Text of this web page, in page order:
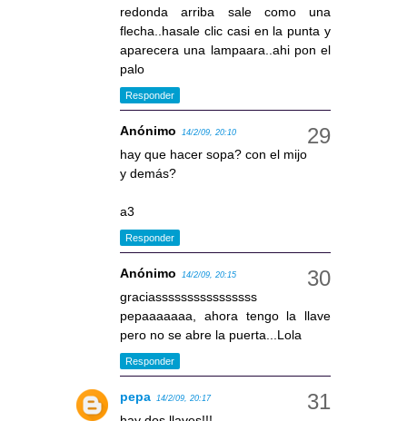
redonda arriba sale como una
flecha..hasale clic casi en la punta y
aparecera una lampaara..ahi pon el
palo
Responder
Anónimo 14/2/09, 20:10
hay que hacer sopa? con el mijo
y demás?
a3
Responder
Anónimo 14/2/09, 20:15
graciassssssssssssssss
pepaaaaaaa, ahora tengo la llave
pero no se abre la puerta...Lola
Responder
pepa 14/2/09, 20:17